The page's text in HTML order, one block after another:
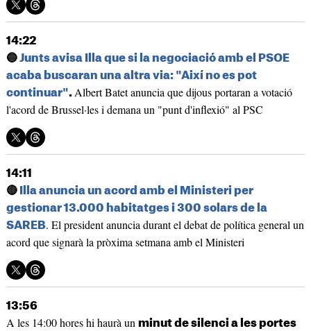
14:22
🔵Junts avisa Illa que si la negociació amb el PSOE
acaba buscaran una altra via: "Així no es pot
continuar".Albert Batet anuncia que dijous portaran a votació
l'acord de Brussel·les i demana un "punt d'inflexió" al PSC
14:11
🔴Illa anuncia un acord amb el Ministeri per
gestionar 13.000 habitatges i 300 solars de la
SAREB. El president anuncia durant el debat de política general un
acord que signarà la pròxima setmana amb el Ministeri
13:56
A les 14:00 hores hi haurà un minut de silenci a les portes